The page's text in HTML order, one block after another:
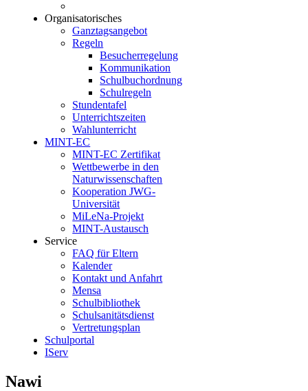
Organisatorisches
Ganztagsangebot
Regeln
Besucherregelung
Kommunikation
Schulbuchordnung
Schulregeln
Stundentafel
Unterrichtszeiten
Wahlunterricht
MINT-EC
MINT-EC Zertifikat
Wettbewerbe in den
Naturwissenschaften
Kooperation JWG-
Universität
MiLeNa-Projekt
MINT-Austausch
Service
FAQ für Eltern
Kalender
Kontakt und Anfahrt
Mensa
Schulbibliothek
Schulsanitätsdienst
Vertretungsplan
Schulportal
IServ
Nawi